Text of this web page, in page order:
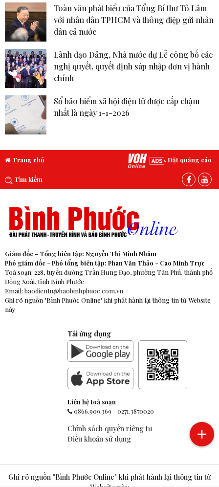
Toàn văn phát biểu của Tổng Bí thư Tô Lâm
với nhân dân TPHCM và thông điệp gửi nhân
dân cả nước
Lãnh đạo Đảng, Nhà nước dự Lễ công bố các
nghị quyết, quyết định sáp nhập đơn vị hành
chính
Sổ bảo hiểm xã hội điện tử được cấp chậm
nhất là ngày 1-1-2026
Trang chủ Đặt quảng cáo
Tìm kiếm
Giám đốc - Tổng biên tập: Nguyễn Thị Minh Nhâm
Phó giám đốc - Phó tổng biên tập: Phan Văn Thảo - Cao Minh Trực
Toà soạn: 228, tuyến đường Trần Hưng Đạo, phường Tân Phú, thành phố
Đồng Xoài, tỉnh Bình Phước
Email: baodientu@baobinhphuoc.com.vn
Ghi rõ nguồn "Bình Phước Online" khi phát hành lại thông tin từ Website
này
Tải ứng dụng
Liên hệ toà soạn
0866.909.369-0271.3870020
Chính sách quyền riêng tư
Điều khoản sử dụng
Ghi rõ nguồn "Bình Phước Online" khi phát hành lại thông tin từ